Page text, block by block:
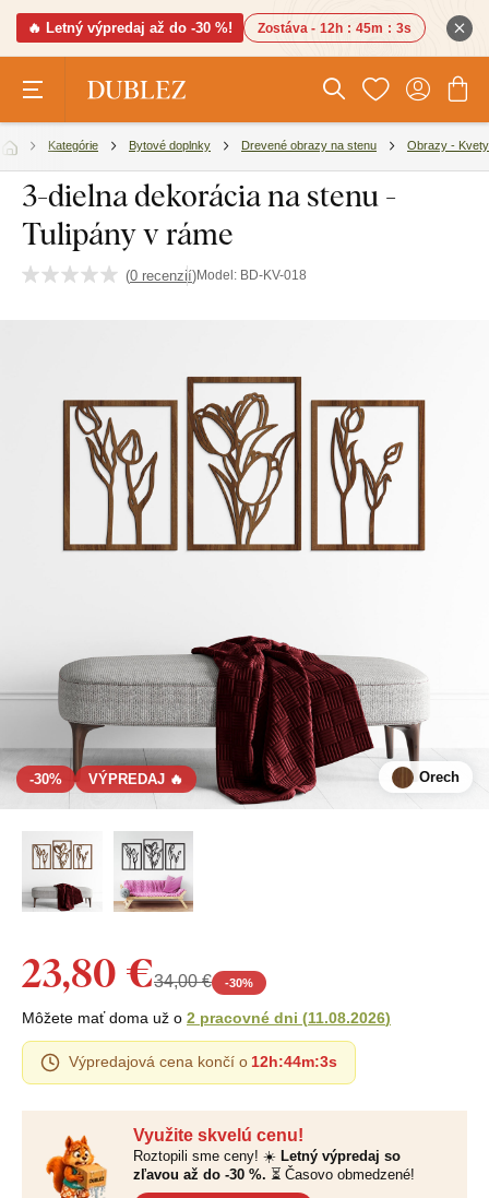
🔥 Letný výpredaj až do -30 %! Zostáva - 12h : 45m : 2s
Kategórie Bytové doplnky Drevené obrazy na stenu Obrazy - Kvety
3-dielna dekorácia na stenu -
Tulipány v ráme
(0 recenzií)Model: BD-KV-018
-30% VÝPREDAJ 🔥 Orech
Využite skvelú cenu!
Roztopili sme ceny! ☀️ Letný výpredaj so
zľavou až do -30 %. ⏳ Časovo obmedzené!
23,80 €34,00 € -30%
Môžete mať doma už o 2 pracovné dni (11.08.2026)
Výpredajová cena končí o 12h:44m:2s